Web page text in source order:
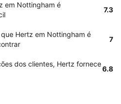
em Nottingham é
7.3
Hertz em Nottingham é
7
dos clientes, Hertz fornece
6.8